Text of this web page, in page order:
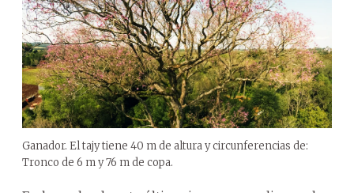
Ganador. El tajy tiene 40 m de altura y circunferencias de:
Tronco de 6 m y 76 m de copa.